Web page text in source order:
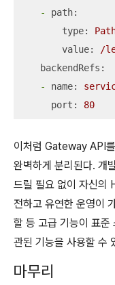
-
path:
type:
value:
/
backendRefs:
-
name:
port:
80
이처럼 Gateway API
완벽하게 분리된다. 개
드릴 필요 없이 자신의
전하고 유연한 운영이
할 등 고급 기능이 표준
관된 기능을 사용할 수
마무리